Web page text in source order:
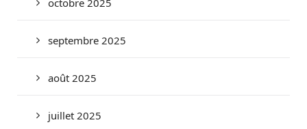
septembre 2025
août 2025
juillet 2025